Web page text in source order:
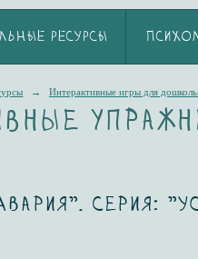
РЕСУРСЫ
→ Интерактивные игры для
Серия: